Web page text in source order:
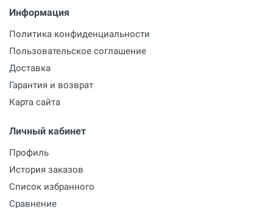
Информация
Политика конфиденциальности
Пользовательское соглашение
Доставка
Гарантия и возврат
Карта сайта
Личный кабинет
Профиль
История заказов
Список избранного
Сравнение